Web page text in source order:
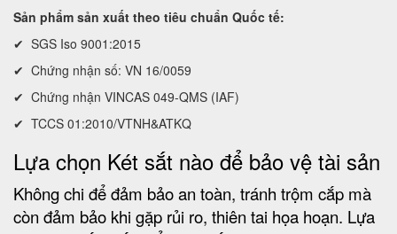
Sản phẩm sản xuất theo tiêu chuẩn Quốc tế:
✔ SGS Iso 9001:2015
✔ Chứng nhận số: VN 16/0059
✔ Chứng nhận VINCAS 049-QMS (IAF)
✔ TCCS 01:2010/VTNH&ATKQ
Lựa chọn Két sắt nào để bảo vệ tài sản
Không chi để đảm bảo an toàn, tránh trộm cắp mà
còn đảm bảo khi gặp rủi ro, thiên tai họa hoạn. Lựa